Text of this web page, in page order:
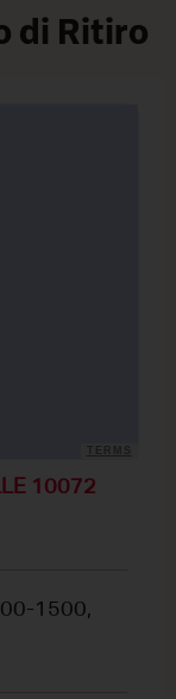
di Ritiro
10072
1500,